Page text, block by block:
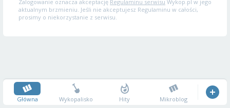
Zalogowanie oznacza akceptację Regulaminu serwisu Wykop.pl w jego
aktualnym brzmieniu. Jeśli nie akceptujesz Regulaminu w całości,
prosimy o niekorzystanie z serwisu.
Główna Wykopalisko Hity Mikroblog